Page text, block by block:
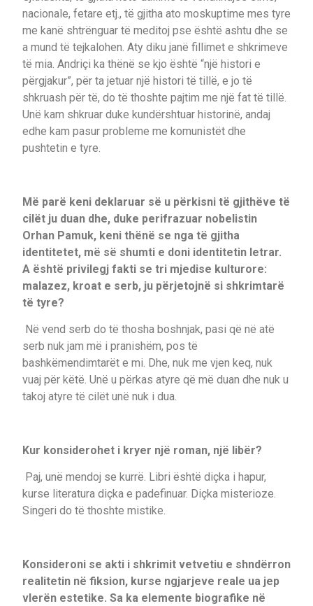
nacionale, fetare etj., të gjitha ato moskuptime mes tyre
me kanë shtrënguar të meditoj pse është ashtu dhe se
a mund të tejkalohen. Aty diku janë fillimet e shkrimeve
të mia. Andriçi ka thënë se kjo është “një histori e
përgjakur”, për ta jetuar një histori të tillë, e jo të
shkruash për të, do të thoshte pajtim me një fat të tillë.
Unë kam shkruar duke kundërshtuar historinë, andaj
edhe kam pasur probleme me komunistët dhe
pushtetin e tyre.
Më parë keni deklaruar së u përkisni të gjithëve të
cilët ju duan dhe, duke perifrazuar nobelistin
Orhan Pamuk, keni thënë se nga të gjitha
identitetet, më së shumti e doni identitetin letrar.
A është privilegj fakti se tri mjedise kulturore:
malazez, kroat e serb, ju përjetojnë si shkrimtarë
të tyre?
Në vend serb do të thosha boshnjak, pasi që në atë
serb nuk jam më i pranishëm, pos të
bashkëmendimtarët e mi. Dhe, nuk me vjen keq, nuk
vuaj për këtë. Unë u përkas atyre që më duan dhe nuk u
takoj atyre të cilët unë nuk i dua.
Kur konsiderohet i kryer një roman, një libër?
Paj, unë mendoj se kurrë. Libri është diçka i hapur,
kurse literatura diçka e padefinuar. Diçka misterioze.
Singeri do të thoshte mistike.
Konsideroni se akti i shkrimit vetvetiu e shndërron
realitetin në fiksion, kurse ngjarjeve reale ua jep
vlerën estetike. Sa ka elemente biografike në